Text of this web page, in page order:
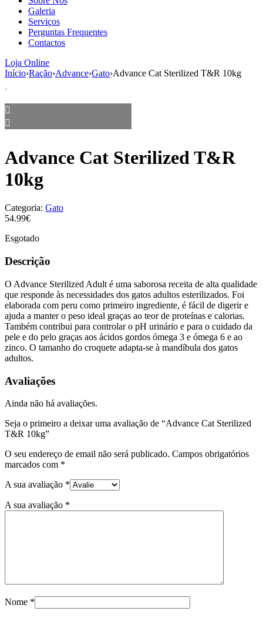
Galeria
Serviços
Perguntas Frequentes
Contactos
Loja Online
Início›Ração›Advance›Gato›Advance Cat Sterilized T&R 10kg
Advance Cat Sterilized T&R
10kg
Categoria: Gato
54.99€
Esgotado
Descrição
O Advance Sterilized Adult é uma saborosa receita de alta qualidade
que responde às necessidades dos gatos adultos esterilizados. Foi
elaborada com peru como primeiro ingrediente, é fácil de digerir e
ajuda a manter o peso ideal graças ao teor de proteínas e calorias.
Também contribui para controlar o pH urinário e para o cuidado da
pele e do pelo graças aos ácidos gordos ómega 3 e ómega 6 e ao
zinco. O tamanho do croquete adapta-se à mandíbula dos gatos
adultos.
Avaliações
Ainda não há avaliações.
Seja o primeiro a deixar uma avaliação de “Advance Cat Sterilized
T&R 10kg”
O seu endereço de email não será publicado. Campos obrigatórios
marcados com *
A sua avaliação *
A sua avaliação *
Nome *
aumenta a
probabilidade
de ver
conteúdo e
ofertas